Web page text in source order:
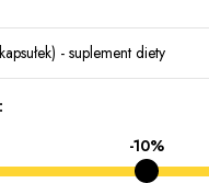
- suplement diety
-10%